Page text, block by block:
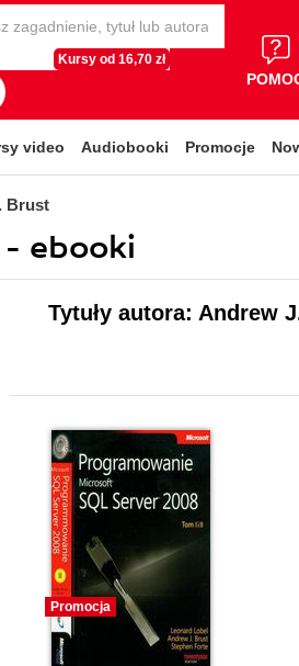
Kursy od 16,70 zł
video Audiobooki Promocje
Brust
ebooki
Tytuły autora: Andrew
Promocja